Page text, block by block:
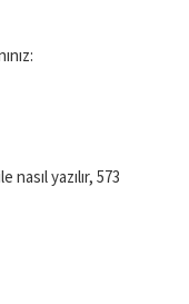
nasıl yazılır, 573